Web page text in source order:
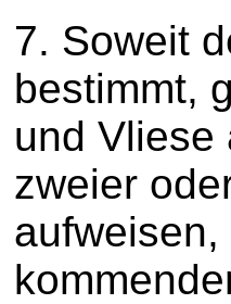
7. Soweit
bestimmt,
und Vliese
zweier